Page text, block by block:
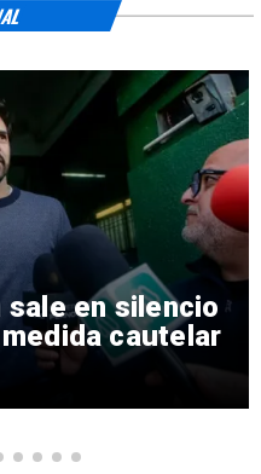
sale en silencio
cautelar